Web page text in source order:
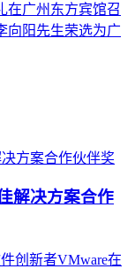
在广州东方宾馆召
向阳先生荣选为广
解决方案合作
创新者VMware在